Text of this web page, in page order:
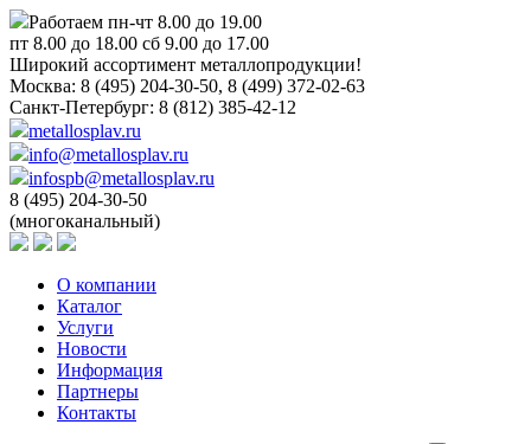
Работаем пн-чт 8.00 до 19.00
пт 8.00 до 18.00 сб 9.00 до 17.00
Широкий ассортимент металлопродукции!
Москва: 8 (495) 204-30-50, 8 (499) 372-02-63
Санкт-Петербург: 8 (812) 385-42-12
metallosplav.ru
info@metallosplav.ru
infospb@metallosplav.ru
8 (495) 204-30-50
(многоканальный)
О компании
Каталог
Услуги
Новости
Информация
Партнеры
Контакты